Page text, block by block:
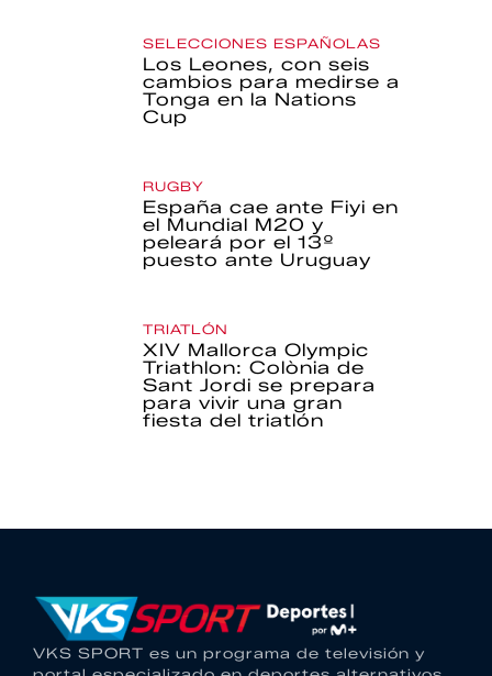
SELECCIONES ESPAÑOLAS
Los Leones, con seis
cambios para medirse a
Tonga en la Nations
Cup
RUGBY
España cae ante Fiyi en
el Mundial M20 y
peleará por el 13º
puesto ante Uruguay
TRIATLÓN
XIV Mallorca Olympic
Triathlon: Colònia de
Sant Jordi se prepara
para vivir una gran
fiesta del triatlón
VKS SPORT es un programa de televisión y